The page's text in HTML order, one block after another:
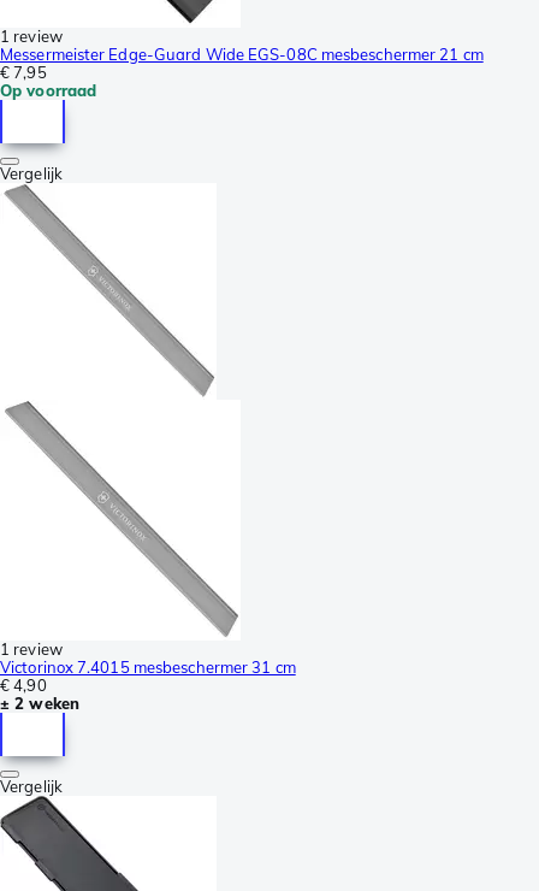
1 review
Messermeister Edge-Guard Wide EGS-08C mesbeschermer 21 cm
€ 7,95
Op voorraad
Vergelijk
1 review
Victorinox 7.4015 mesbeschermer 31 cm
€ 4,90
± 2 weken
Vergelijk